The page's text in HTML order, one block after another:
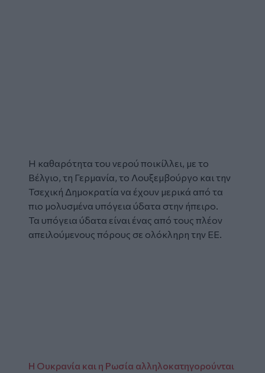
Η καθαρότητα του νερού ποικίλλει, με το
Βέλγιο, τη Γερμανία, το Λουξεμβούργο και την
Τσεχική Δημοκρατία να έχουν μερικά από τα
πιο μολυσμένα υπόγεια ύδατα στην ήπειρο.
Τα υπόγεια ύδατα είναι ένας από τους πλέον
απειλούμενους πόρους σε ολόκληρη την ΕΕ.
Η Ουκρανία και η Ρωσία αλληλοκατηγορούνται